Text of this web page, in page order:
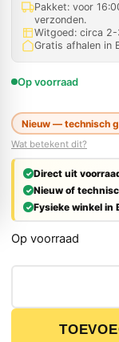
Pakket: voor
verzonden.
Witgoed: circa
Gratis afhalen in
Op voorraad
Nieuw — technisch
Wat betekent dit?
Direct uit
Nieuw of
Fysieke winkel in
Op voorraad